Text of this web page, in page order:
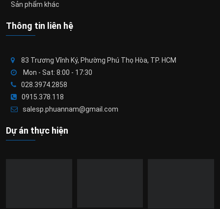
Sản phẩm khác
Thông tin liên hệ
83 Trương Vĩnh Ký, Phường Phú Thọ Hòa, TP. HCM
Mon - Sat: 8:00 - 17:30
028.3974.2858
0915.378.118
salesp.phuannam@gmail.com
Dự án thực hiện